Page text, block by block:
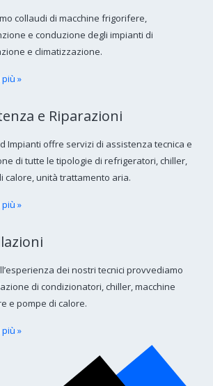
collaudi di macchine frigorifere,
e conduzione degli impianti di
e climatizzazione.
»
e Riparazioni
Impianti offre servizi di assistenza tecnica e
di tutte le tipologie di refrigeratori, chiller,
calore, unità trattamento aria.
»
dei nostri tecnici provvediamo
di condizionatori, chiller, macchine
e pompe di calore.
»